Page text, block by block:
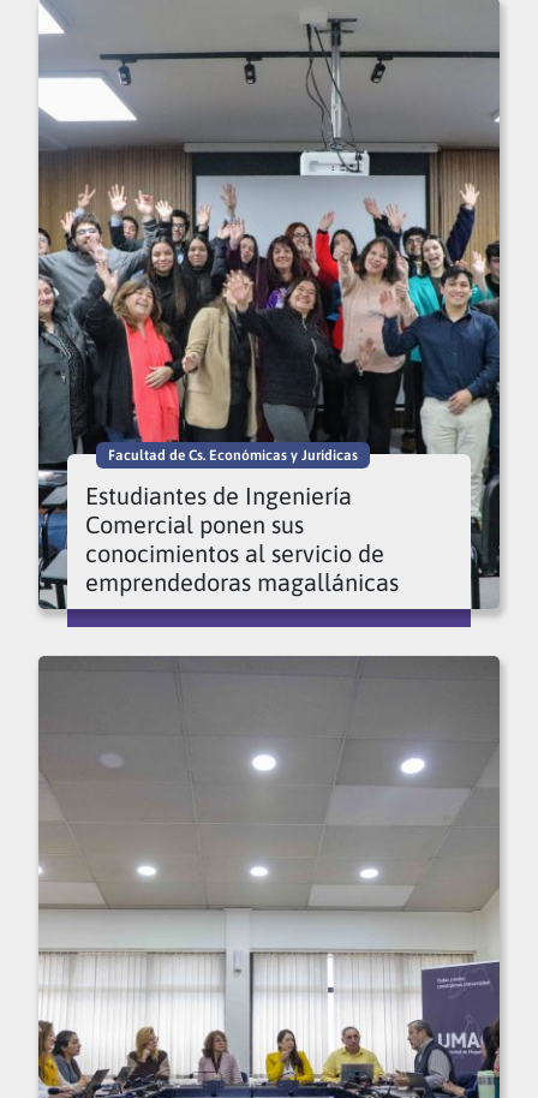
Facultad de Cs. Económicas y Jurídicas
Estudiantes de Ingeniería
Comercial ponen sus
conocimientos al servicio de
emprendedoras magallánicas